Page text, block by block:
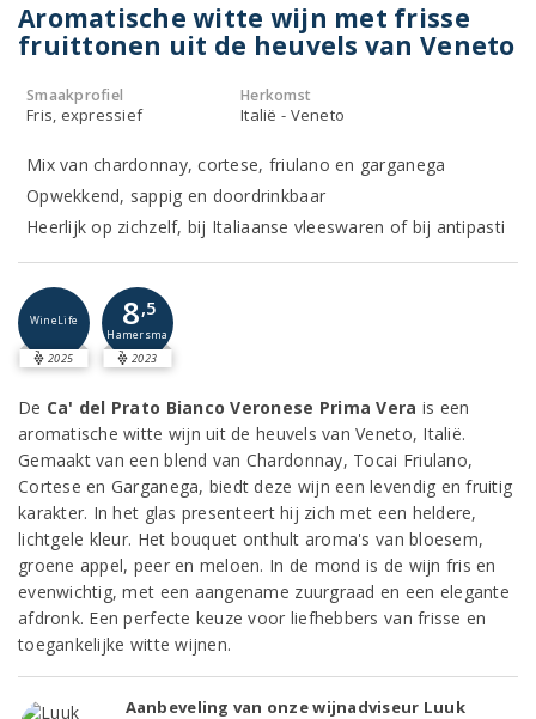
Aromatische witte wijn met frisse
fruittonen uit de heuvels van Veneto
Smaakprofiel
Fris, expressief
Herkomst
Italië - Veneto
Mix van chardonnay, cortese, friulano en garganega
Opwekkend, sappig en doordrinkbaar
Heerlijk op zichzelf, bij Italiaanse vleeswaren of bij antipasti
WineLife
2025
8,5
Hamersma
2023
De Ca' del Prato Bianco Veronese Prima Vera is een
aromatische witte wijn uit de heuvels van Veneto, Italië.
Gemaakt van een blend van Chardonnay, Tocai Friulano,
Cortese en Garganega, biedt deze wijn een levendig en fruitig
karakter. In het glas presenteert hij zich met een heldere,
lichtgele kleur. Het bouquet onthult aroma's van bloesem,
groene appel, peer en meloen. In de mond is de wijn fris en
evenwichtig, met een aangename zuurgraad en een elegante
afdronk. Een perfecte keuze voor liefhebbers van frisse en
toegankelijke witte wijnen.
Aanbeveling van onze wijnadviseur Luuk